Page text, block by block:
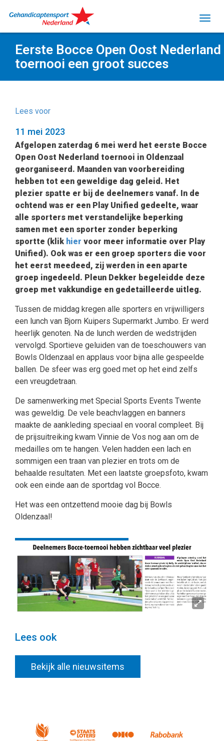
Eerste Bocce Open Oost Nederland
toernooi een groot succes
Lees voor
11 mei 2023
Afgelopen zaterdag 6 mei werd het eerste Bocce
Open Oost Nederland toernooi in Oldenzaal
georganiseerd. Maanden van voorbereiding
hebben tot een geweldige dag geleid. Het
plezier spatte er bij de deelnemers vanaf. In de
ochtend was er een Play Unified gedeelte, waar
alle sporters met verstandelijke beperking
samen met een sporter zonder beperking
sportte (klik hier voor meer informatie over Play
Unified). Ook was er een groep sporters die voor
het eerst meedeed, zij werden in een aparte
groep ingedeeld. Pleun Dekker begeleidde deze
groep met vakkundige en gedetailleerde uitleg.
Tussen de middag kregen alle sporters en vrijwilligers
een lunch van Bjorn Kuipers Supermarkt Jumbo. Er werd
heerlijk genoten. Na de lunch werden de wedstrijden
vervolgd. Sportieve geluiden van de toeschouwers van
Bowls Oldenzaal en applaus voor bijna alle gespeelde
ballen. De sfeer was erg goed met op het eind zelfs
een vreugdetraan.
De samenwerking met Special Sports Events Twente
was geweldig. De vele beachvlaggen en banners
maakte de aankleding speciaal en vooral compleet. Bij
de prijsuitreiking kwam Vinnie de Vos nog aan om de
medailles om te hangen. Velen hadden een lach en
sommigen een traan van plezier en trots om de
behaalde resultaten. Met een laatste groepsfoto, kwam
ook een einde aan de sportdag vol Bocce.
Het was een ontzettend mooie dag bij Bowls
Oldenzaal!
Terug naar overzicht
Deel deze pagina
Lees ook
Bekijk alle nieuwsitems